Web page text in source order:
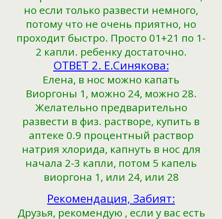
но если только развести немного,
потому что не очень приятно, но
проходит быстро. Просто 01+21 по 1-
2 капли. ребенку достаточно.
ОТВЕТ 2. Е.Синякова:
Елена, в нос можно капать
Виоргоны 1, можно 24, можно 28.
Желательно предварительно
развести в физ. растворе, купить в
аптеке 0.9 процентный раствор
натрия хлорида, капнуть в нос для
начала 2-3 капли, потом 5 капель
виоргона 1, или 24, или 28
Рекомендация, Забият:
Друзья, рекомендую , если у вас есть